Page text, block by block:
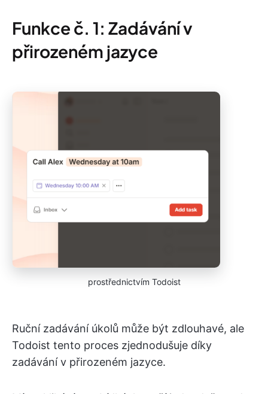
Funkce č. 1: Zadávání v
přirozeném jazyce
prostřednictvím Todoist
Ruční zadávání úkolů může být zdlouhavé, ale
Todoist tento proces zjednodušuje díky
zadávání v přirozeném jazyce.